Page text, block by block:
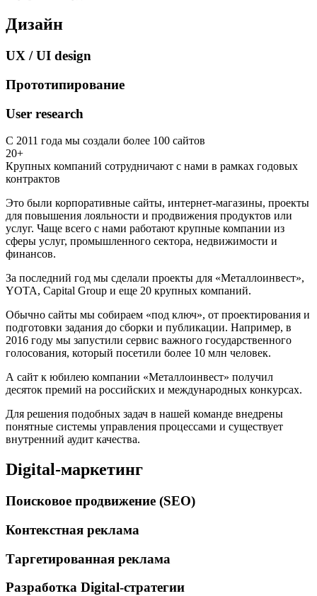
Дизайн
UX / UI design
Прототипирование
User research
С 2011 года мы создали более 100 сайтов
20+
Крупных компаний сотрудничают с нами в рамках годовых
контрактов
Это были корпоративные сайты, интернет-магазины, проекты
для повышения лояльности и продвижения продуктов или
услуг. Чаще всего с нами работают крупные компании из
сферы услуг, промышленного сектора, недвижимости и
финансов.
За последний год мы сделали проекты для «Металлоинвест»,
YOTA, Capital Group и еще 20 крупных компаний.
Обычно сайты мы собираем «под ключ», от проектирования и
подготовки задания до сборки и публикации. Например, в
2016 году мы запустили сервис важного государственного
голосования, который посетили более 10 млн человек.
А сайт к юбилею компании «Металлоинвест» получил
десяток премий на российских и международных конкурсах.
Для решения подобных задач в нашей команде внедрены
понятные системы управления процессами и существует
внутренний аудит качества.
Digital-маркетинг
Поисковое продвижение (SEO)
Контекстная реклама
Таргетированная реклама
Разработка Digital-стратегии